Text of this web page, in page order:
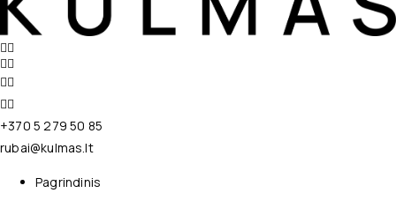
+370 5 279 50 85
rubai@kulmas.lt
Pagrindinis